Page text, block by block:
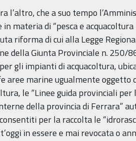
l’altro, che a suo tempo
materia di “pesca e
riforma di cui alla Legge
della Giunta Provinciale n. 250/
gli impianti di acquacoltura,
aree marine ugualmente oggetto
le “Linee guida provinciali
della provincia di Ferrara”
per la raccolta le
in essere e mai revocata o